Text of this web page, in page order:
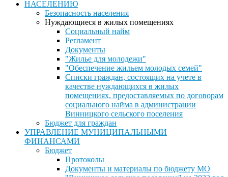
НАСЕЛЕНИЮ
Безопасность населения
Нуждающиеся в жилых помещениях
Социальный найм
Регламент
Документы
"Жилье для молодежи"
"Обеспечение жильем молодых семей"
Списки граждан, состоящих на учете в
качестве нуждающихся в жилых
помещениях, предоставляемых по договорам
социального найма в администрации
Винницкого сельского поселения
Бюджет для граждан
УПРАВЛЕНИЕ МУНИЦИПАЛЬНЫМИ
ФИНАНСАМИ
Бюджет
Протоколы
Документы и материалы по бюджету МО